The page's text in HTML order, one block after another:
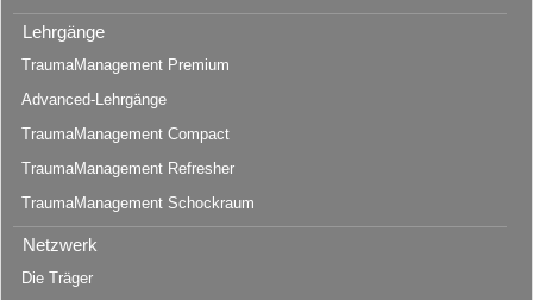
Lehrgänge
TraumaManagement Premium
Advanced-Lehrgänge
TraumaManagement Compact
TraumaManagement Refresher
TraumaManagement Schockraum
Netzwerk
Die Träger